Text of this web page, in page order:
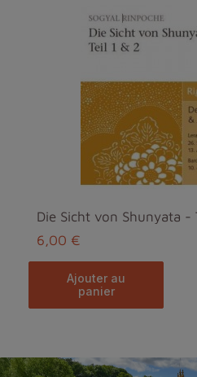
Die Sicht von Shunyata -
6,00 €
ajouter au
panier